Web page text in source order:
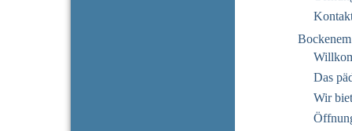
Bockenem
Das
Wir